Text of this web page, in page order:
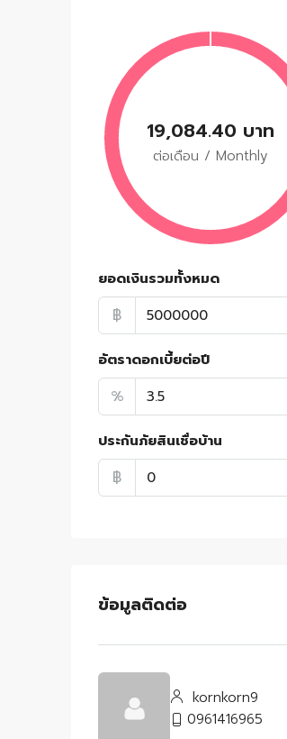
19,084.40 บาท
ต่อเดือน / Monthly
ยอดเงินรวมทั้งหมด
฿
อัตราดอกเบี้ยต่อปี
%
ประกันภัยสินเชื่อบ้าน
฿
ข้อมูลติดต่อ
kornkorn9
0961416965